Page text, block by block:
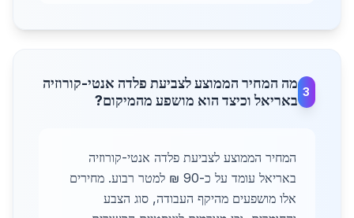
3
מה המחיר הממוצע לצביעת פלדה אנטי-קורוזיה
באריאל וכיצד הוא מושפע מהמיקום?
המחיר הממוצע לצביעת פלדה אנטי-קורוזיה
באריאל עומד על כ-90 ₪ למטר רבוע. מחירים
אלו מושפעים מהיקף העבודה, סוג הצבע